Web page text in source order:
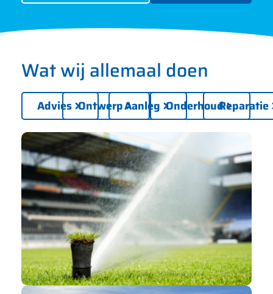
Wat wij allemaal doen
Advies OntwerpAanleg OnderhoudReparatie